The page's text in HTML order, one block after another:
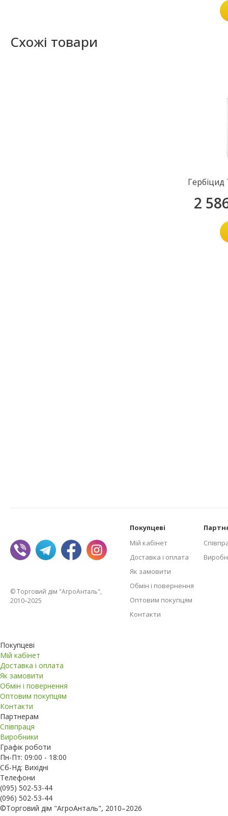
Схожі товари
2
© Торговий дім "АгроАнталь",
2010–2025
Покупцеві
Мій кабінет
Доставка і оплата
Як замовити
Обмін і повернення
Оптовим покупцям
Контакти
Покупцеві
Мій кабінет
Доставка і оплата
Як замовити
Обмін і повернення
Оптовим покупцям
Контакти
Партнерам
Співпраця
Виробники
Графік роботи
Пн-Пт: 09:00 - 18:00
Сб-Нд: Вихідні
Телефони
(095) 502-53-44
(096) 502-53-44
©Торговий дім "АгроАнталь", 2010–2026